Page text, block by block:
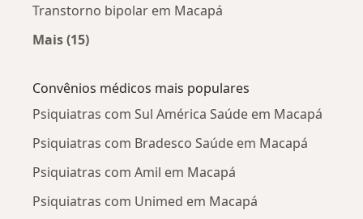
Transtorno bipolar em Macapá
Mais (15)
Convênios médicos mais populares
Psiquiatras com Sul América Saúde em Macapá
Psiquiatras com Bradesco Saúde em Macapá
Psiquiatras com Amil em Macapá
Psiquiatras com Unimed em Macapá